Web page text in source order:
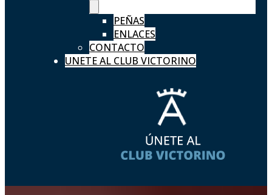
PEÑAS
ENLACES
CONTACTO
UNETE AL CLUB VICTORINO